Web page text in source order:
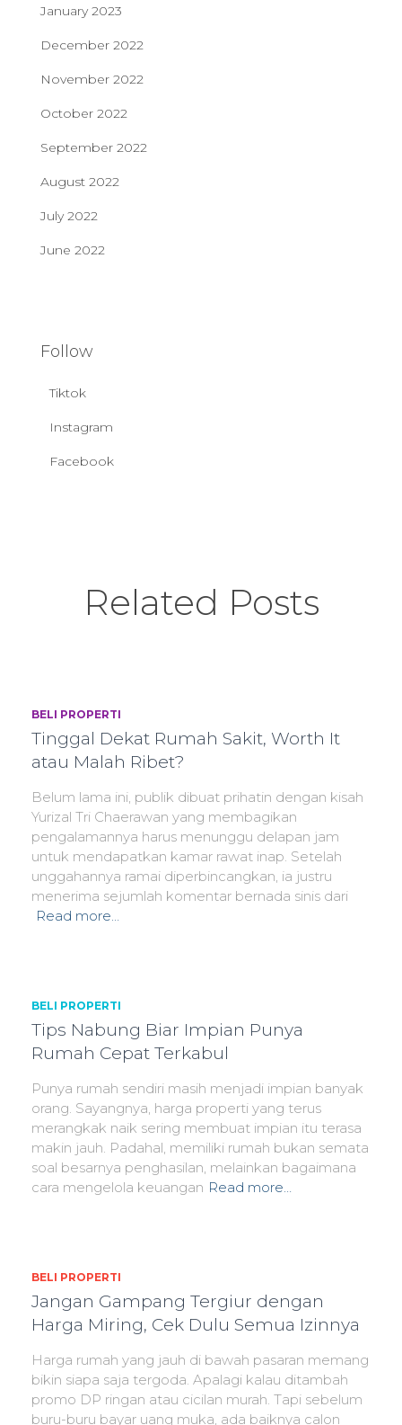
January 2023
December 2022
November 2022
October 2022
September 2022
August 2022
July 2022
June 2022
Follow
Tiktok
Instagram
Facebook
Related Posts
BELI PROPERTI
Tinggal Dekat Rumah Sakit, Worth It
atau Malah Ribet?
Belum lama ini, publik dibuat prihatin dengan kisah
Yurizal Tri Chaerawan yang membagikan
pengalamannya harus menunggu delapan jam
untuk mendapatkan kamar rawat inap. Setelah
unggahannya ramai diperbincangkan, ia justru
menerima sejumlah komentar bernada sinis dari
Read more…
BELI PROPERTI
Tips Nabung Biar Impian Punya
Rumah Cepat Terkabul
Punya rumah sendiri masih menjadi impian banyak
orang. Sayangnya, harga properti yang terus
merangkak naik sering membuat impian itu terasa
makin jauh. Padahal, memiliki rumah bukan semata
soal besarnya penghasilan, melainkan bagaimana
cara mengelola keuangan Read more…
BELI PROPERTI
Jangan Gampang Tergiur dengan
Harga Miring, Cek Dulu Semua Izinnya
Harga rumah yang jauh di bawah pasaran memang
bikin siapa saja tergoda. Apalagi kalau ditambah
promo DP ringan atau cicilan murah. Tapi sebelum
buru-buru bayar uang muka, ada baiknya calon